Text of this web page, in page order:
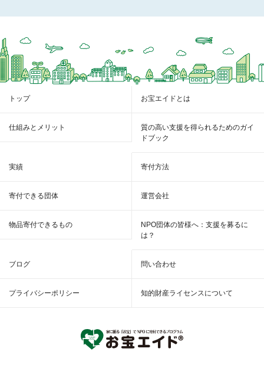
トップ お宝エイドとは
仕組みとメリット
質の高い支援を得られるためのガイ
ドブック
実績 寄付方法
寄付できる団体 運営会社
物品寄付できるもの
NPO団体の皆様へ：支援を募るに
は？
ブログ 問い合わせ
プライバシーポリシー 知的財産ライセンスについて